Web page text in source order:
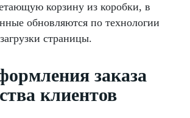
корзину из коробки, в
обновляются по технологии
страницы.
заказа
клиентов